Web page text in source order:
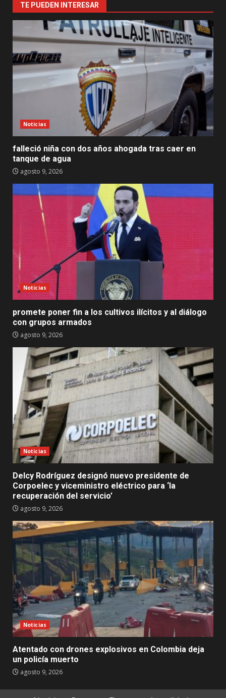
TE PUEDEN INTERESAR
Noticias
falleció niña con dos años ahogada tras caer en
tanque de agua
agosto 9, 2026
Noticias
promete poner fin a los cultivos ilícitos y al diálogo
con grupos armados
agosto 9, 2026
Noticias
Delcy Rodríguez designó nuevo presidente de
Corpoelec y viceministro eléctrico para ‘la
recuperación del servicio’
agosto 9, 2026
Noticias
Atentado con drones explosivos en Colombia deja
un policía muerto
agosto 9, 2026